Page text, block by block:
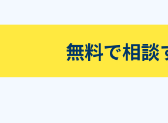
無料で相談